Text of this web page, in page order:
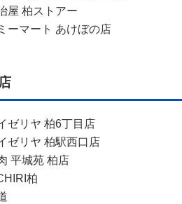
屋 柏ストアー
ーマート あけぼの店
ゼリヤ 柏6丁目店
ゼリヤ 柏駅西口店
平城苑 柏店
柏